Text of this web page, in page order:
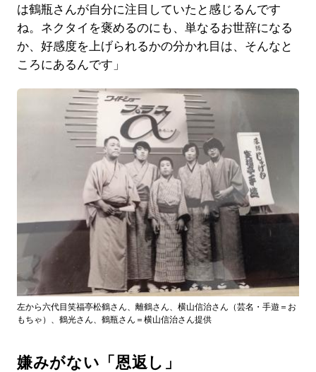
は鶴瓶さんが自分に注目していたと感じるんです
ね。ネクタイを褒めるのにも、単なるお世辞になる
か、好感度を上げられるかの分かれ目は、そんなと
ころにあるんです」
左から六代目笑福亭松鶴さん、離鶴さん、横山信治さん（芸名・手遊＝お
もちゃ）、鶴光さん、鶴瓶さん＝横山信治さん提供
嫌みがない「恩返し」